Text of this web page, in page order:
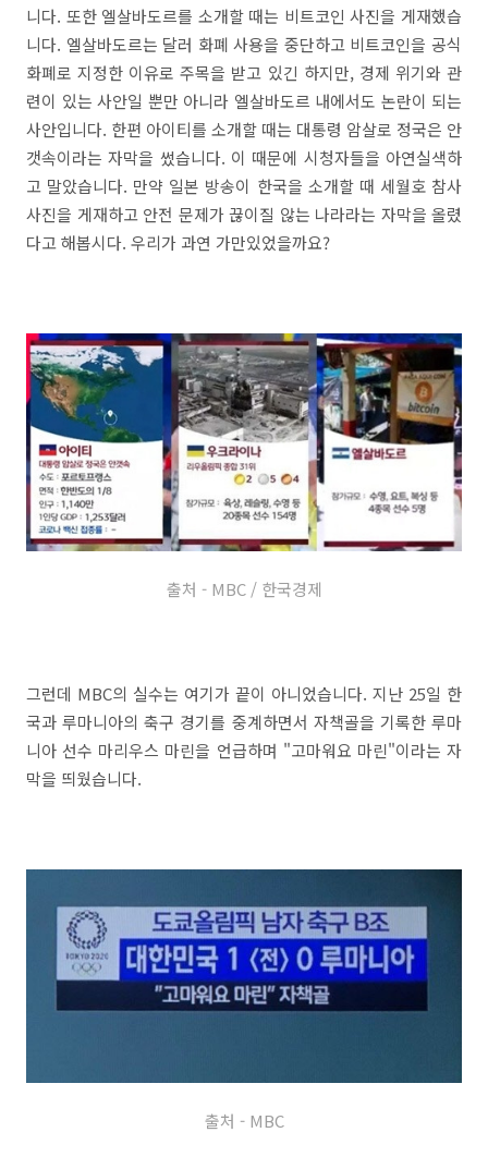
니다. 또한 엘살바도르를 소개할 때는 비트코인 사진을 게재했습
니다. 엘살바도르는 달러 화폐 사용을 중단하고 비트코인을 공식
화폐로 지정한 이유로 주목을 받고 있긴 하지만, 경제 위기와 관
련이 있는 사안일 뿐만 아니라 엘살바도르 내에서도 논란이 되는
사안입니다. 한편 아이티를 소개할 때는 대통령 암살로 정국은 안
갯속이라는 자막을 썼습니다. 이 때문에 시청자들을 아연실색하
고 말았습니다. 만약 일본 방송이 한국을 소개할 때 세월호 참사
사진을 게재하고 안전 문제가 끊이질 않는 나라라는 자막을 올렸
다고 해봅시다. 우리가 과연 가만있었을까요?
출처 - MBC / 한국경제
그런데 MBC의 실수는 여기가 끝이 아니었습니다. 지난 25일 한
국과 루마니아의 축구 경기를 중계하면서 자책골을 기록한 루마
니아 선수 마리우스 마린을 언급하며 "고마워요 마린"이라는 자
막을 띄웠습니다.
출처 - MBC